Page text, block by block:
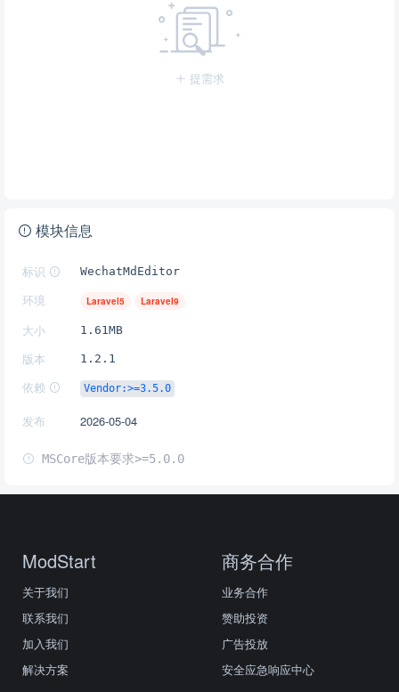
提需求
模块信息
标识 WechatMdEditor
环境 Laravel5 Laravel9
大小 1.61MB
版本 1.2.1
依赖 Vendor:>=3.5.0
发布 2026-05-04
MSCore版本要求>=5.0.0
ModStart
关于我们
联系我们
加入我们
解决方案
商务合作
业务合作
赞助投资
广告投放
安全应急响应中心